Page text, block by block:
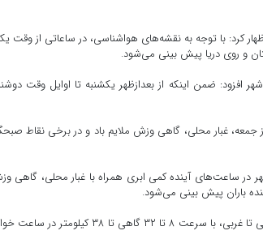
کرد: با توجه به نقشه‌های هواشناسی، در ساعاتی از
و روی دریا پیش بینی می‌شود.
افزود: ضمن اینکه از بعدازظهر یکشنبه تا اوایل وقت
غبار محلی، گاهی وزش ملایم باد و در برخی نقاط
ساعت‌های آینده کمی ابری همراه با غبار محلی، گاهی
باران پیش بینی می‌شود.
۳۸ کیلومتر در ساعت خواهد بود.